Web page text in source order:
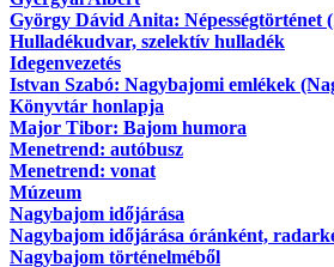
György Dávid Anita: Népességtörténet
Hulladékudvar, szelektív hulladék
Idegenvezetés
Istvan Szabó: Nagybajomi emlékek
Könyvtár honlapja
Major Tibor: Bajom humora
Menetrend: autóbusz
Menetrend: vonat
Múzeum
Nagybajom időjárása
Nagybajom időjárása óránként,
Nagybajom történelméből